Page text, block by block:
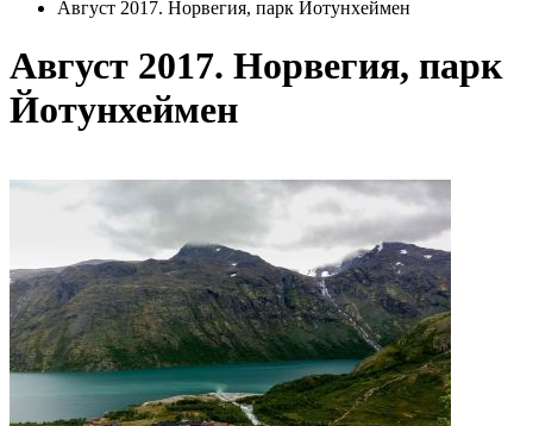
Август 2017. Норвегия, парк Йотунхеймен
Август 2017. Норвегия, парк
Йотунхеймен